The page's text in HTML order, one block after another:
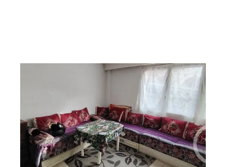
Appartement F1 à vendre
128 000 €
Charmant studio idéal investissement Menton